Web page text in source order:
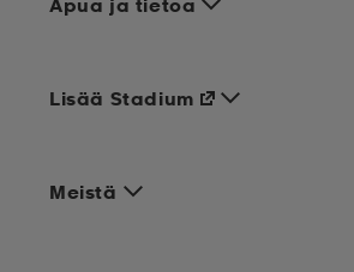
Apua ja tietoa
Meistä
Lisää Stadium